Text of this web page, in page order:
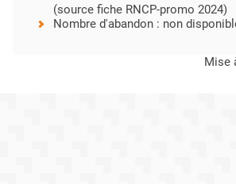
(source fiche RNCP-promo 2024)
Nombre d'abandon : non